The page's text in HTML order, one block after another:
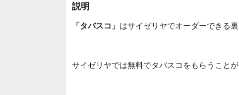
説明
「タバスコ」 はサイゼリヤでオーダーできる裏
サイゼリヤでは無料でタバスコをもらうことが